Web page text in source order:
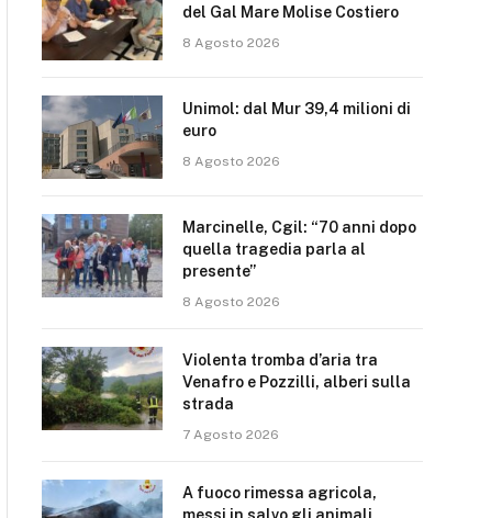
del Gal Mare Molise Costiero
8 Agosto 2026
Unimol: dal Mur 39,4 milioni di
euro
8 Agosto 2026
Marcinelle, Cgil: “70 anni dopo
quella tragedia parla al
presente”
8 Agosto 2026
Violenta tromba d’aria tra
Venafro e Pozzilli, alberi sulla
strada
7 Agosto 2026
A fuoco rimessa agricola,